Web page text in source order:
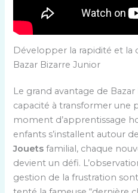
Développer la rapidité et la
Bazar Bizarre Junior
Le grand avantage de Bazar
capacité à transformer une
moment d’apprentissage
enfants s’installent autour
Jouets familial, chaque
devient un défi.
gestion de la frustration sont